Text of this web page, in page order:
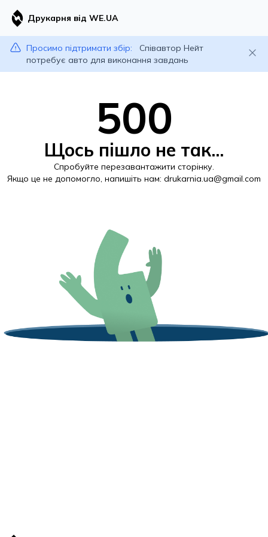
Друкарня від WE.UA
Просимо підтримати збір:
Співавтор Нейт
потребує авто для виконання завдань
500
Щось пішло не так...
Спробуйте перезавантажити сторінку.
Якщо це не допомогло, напишіть нам: drukarnia.ua@gmail.com